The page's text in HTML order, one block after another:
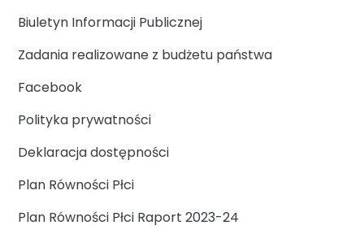
Biuletyn Informacji Publicznej
Zadania realizowane z budżetu państwa
Facebook
Polityka prywatności
Deklaracja dostępności
Plan Równości Płci
Plan Równości Płci Raport 2023-24